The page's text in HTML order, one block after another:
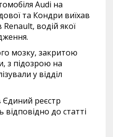
Audi на
та Кондри виїхав
Renault, водій якої
мозку, закритою
з підозрою на
у відділ
реєстр
відповідно до статті